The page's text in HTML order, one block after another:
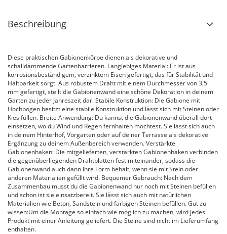
Beschreibung
Diese praktischen Gabionenkörbe dienen als dekorative und
schalldämmende Gartenbarrieren. Langlebiges Material: Er ist aus
korrosionsbeständigem, verzinktem Eisen gefertigt, das für Stabilität und
Haltbarkeit sorgt. Aus robustem Draht mit einem Durchmesser von 3,5
mm gefertigt, stellt die Gabionenwand eine schöne Dekoration in deinem
Garten zu jeder Jahreszeit dar. Stabile Konstruktion: Die Gabione mit
Hochbogen besitzt eine stabile Konstruktion und lässt sich mit Steinen oder
Kies füllen. Breite Anwendung: Du kannst die Gabionenwand überall dort
einsetzen, wo du Wind und Regen fernhalten möchtest. Sie lässt sich auch
in deinem Hinterhof, Vorgarten oder auf deiner Terrasse als dekorative
Ergänzung zu deinem Außenbereich verwenden. Verstärkte
Gabionenhaken: Die mitgelieferten, verstärkten Gabionenhaken verbinden
die gegenüberliegenden Drahtplatten fest miteinander, sodass die
Gabionenwand auch dann ihre Form behält, wenn sie mit Stein oder
anderen Materialien gefüllt wird. Bequemer Gebrauch: Nach dem
Zusammenbau musst du die Gabionenwand nur noch mit Steinen befüllen
und schon ist sie einsatzbereit. Sie lässt sich auch mit natürlichen
Materialien wie Beton, Sandstein und farbigen Steinen befüllen. Gut zu
wissen:Um die Montage so einfach wie möglich zu machen, wird jedes
Produkt mit einer Anleitung geliefert. Die Steine sind nicht im Lieferumfang
enthalten.